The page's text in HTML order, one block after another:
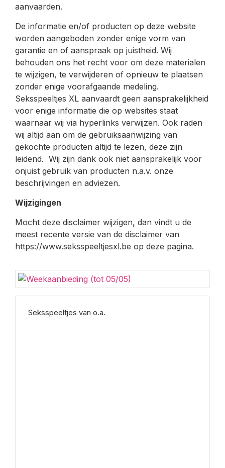
aanvaarden.
De informatie en/of producten op deze website
worden aangeboden zonder enige vorm van
garantie en of aanspraak op juistheid. Wij
behouden ons het recht voor om deze materialen
te wijzigen, te verwijderen of opnieuw te plaatsen
zonder enige voorafgaande medeling.
Seksspeeltjes XL aanvaardt geen aansprakelijkheid
voor enige informatie die op websites staat
waarnaar wij via hyperlinks verwijzen. Ook raden
wij altijd aan om de gebruiksaanwijzing van
gekochte producten altijd te lezen, deze zijn
leidend. Wij zijn dank ook niet aansprakelijk voor
onjuist gebruik van producten n.a.v. onze
beschrijvingen en adviezen.
Wijzigingen
Mocht deze disclaimer wijzigen, dan vindt u de
meest recente versie van de disclaimer van
https://www.seksspeeltjesxl.be op deze pagina.
Seksspeeltjes van o.a.